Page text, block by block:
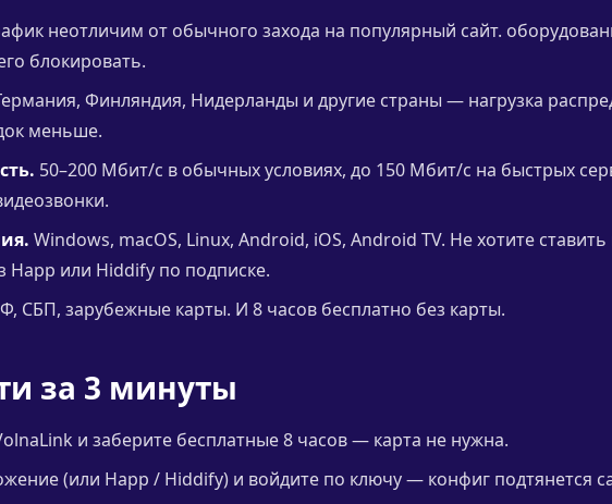
неотличим от обычного захода на популярный сайт.
блокировать.
Финляндия, Нидерланды и другие страны — нагрузка
меньше.
50–200 Мбит/с в обычных условиях, до 150 Мбит/с на быстрых
Windows, macOS, Linux, Android, iOS, Android TV. Не хотите
Happ или Hiddify по подписке.
СБП, зарубежные карты. И 8 часов бесплатно без карты.
за 3 минуты
и заберите бесплатные 8 часов — карта не нужна.
(или Happ / Hiddify) и войдите по ключу — конфиг подтянется